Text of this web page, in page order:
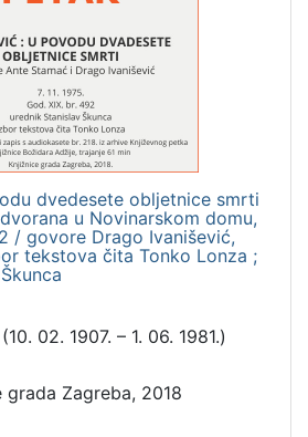
dvedesete obljetnice smrti
u Novinarskom domu,
/ govore Drago Ivanišević,
tekstova čita Tonko Lonza ;
02. 1907. – 1. 06. 1981.)
grada Zagreba, 2018